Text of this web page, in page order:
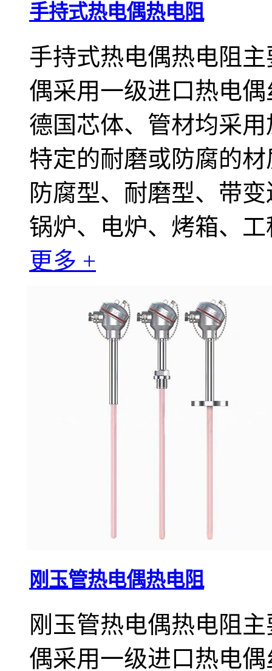
手持式热电偶热电阻
手持式热电偶热电阻
偶采用一级进口热电
德国芯体、管材均采用
特定的耐磨或防腐的
防腐型、耐磨型、带
锅炉、电炉、烤箱、
更多 +
刚玉管热电偶热电阻
刚玉管热电偶热电阻
偶采用一级进口热电